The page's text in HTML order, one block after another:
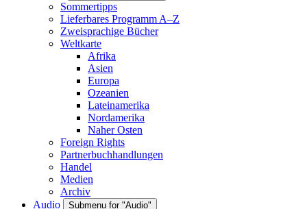
Sommertipps
Lieferbares Programm A–Z
Zweisprachige Bücher
Weltkarte
Afrika
Asien
Europa
Ozeanien
Lateinamerika
Nordamerika
Naher Osten
Foreign Rights
Partnerbuchhandlungen
Handel
Medien
Archiv
Audio
Submenu for "Audio"